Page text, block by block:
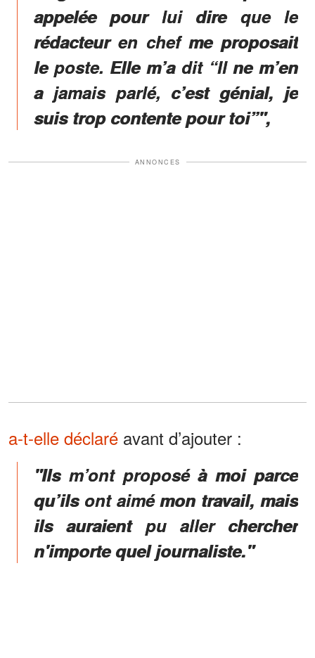
appelée pour lui dire que le
rédacteur en chef me proposait
le poste. Elle m’a dit “Il ne m’en
a jamais parlé, c’est génial, je
suis trop contente pour toi”",
ANNONCES
a-t-elle déclaré avant d’ajouter :
"Ils m’ont proposé à moi parce
qu’ils ont aimé mon travail, mais
ils auraient pu aller chercher
n'importe quel journaliste."